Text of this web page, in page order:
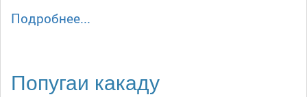
Подробнее...
Попугаи какаду